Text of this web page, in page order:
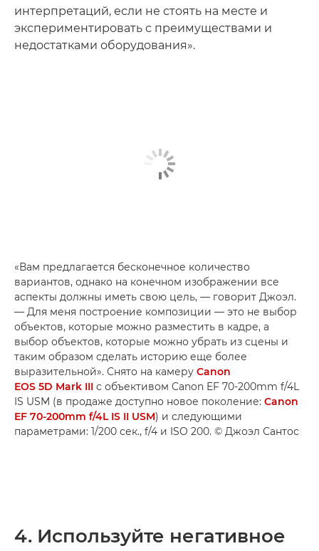
интерпретаций, если не стоять на месте и
экспериментировать с преимуществами и
недостатками оборудования».
«Вам предлагается бесконечное количество
вариантов, однако на конечном изображении все
аспекты должны иметь свою цель, — говорит Джоэл.
— Для меня построение композиции — это не выбор
объектов, которые можно разместить в кадре, а
выбор объектов, которые можно убрать из сцены и
таким образом сделать историю еще более
выразительной». Снято на камеру Canon
EOS 5D Mark III с объективом Canon EF 70-200mm f/4L
IS USM (в продаже доступно новое поколение: Canon
EF 70-200mm f/4L IS II USM) и следующими
параметрами: 1/200 сек., f/4 и ISO 200. © Джоэл Сантос
4. Используйте негативное